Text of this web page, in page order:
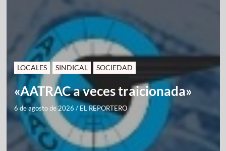
LOCALES SINDICAL SOCIEDAD
«AATRAC a veces traicionada»
6 de agosto de 2026 / EL REPORTERO